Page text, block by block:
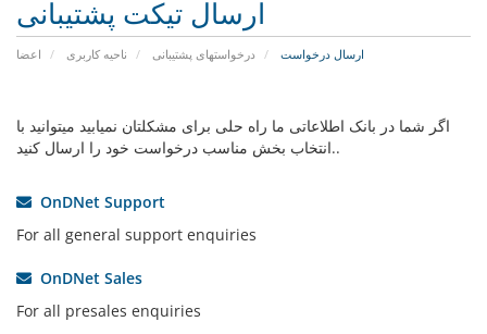
ارسال تیکت پشتیبانی
اعضا ناحیه کاربری درخواستهای پشتیبانی ارسال درخواست
اگر شما در بانک اطلاعاتی ما راه حلی برای مشکلتان نمیابید میتوانید با
انتخاب بخش مناسب درخواست خود را ارسال کنید..
OnDNet Support
For all general support enquiries
OnDNet Sales
For all presales enquiries